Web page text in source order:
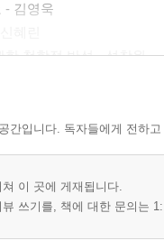
김영욱
철학적 반성 - 성창원
간입니다. 독자들에게 전하
이 곳에 게재됩니다.
쓰기를, 책에 대한 문의는